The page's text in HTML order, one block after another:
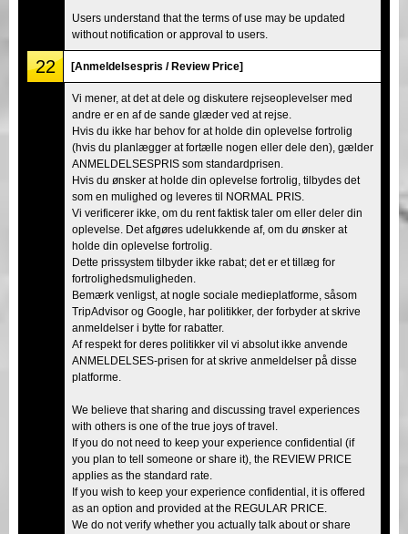
Users understand that the terms of use may be updated
without notification or approval to users.
22 [Anmeldelsespris / Review Price]
Vi mener, at det at dele og diskutere rejseoplevelser med
andre er en af de sande glæder ved at rejse.
Hvis du ikke har behov for at holde din oplevelse fortrolig
(hvis du planlægger at fortælle nogen eller dele den), gælder
ANMELDELSESPRIS som standardprisen.
Hvis du ønsker at holde din oplevelse fortrolig, tilbydes det
som en mulighed og leveres til NORMAL PRIS.
Vi verificerer ikke, om du rent faktisk taler om eller deler din
oplevelse. Det afgøres udelukkende af, om du ønsker at
holde din oplevelse fortrolig.
Dette prissystem tilbyder ikke rabat; det er et tillæg for
fortrolighedsmuligheden.
Bemærk venligst, at nogle sociale medieplatforme, såsom
TripAdvisor og Google, har politikker, der forbyder at skrive
anmeldelser i bytte for rabatter.
Af respekt for deres politikker vil vi absolut ikke anvende
ANMELDELSES-prisen for at skrive anmeldelser på disse
platforme.
We believe that sharing and discussing travel experiences
with others is one of the true joys of travel.
If you do not need to keep your experience confidential (if
you plan to tell someone or share it), the REVIEW PRICE
applies as the standard rate.
If you wish to keep your experience confidential, it is offered
as an option and provided at the REGULAR PRICE.
We do not verify whether you actually talk about or share